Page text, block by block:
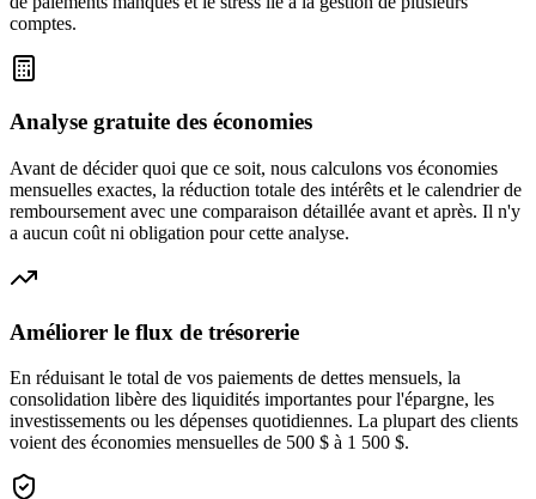
comptes.
Analyse gratuite des économies
Avant de décider quoi que ce soit, nous calculons vos économies
mensuelles exactes, la réduction totale des intérêts et le calendrier de
remboursement avec une comparaison détaillée avant et après. Il n'y
a aucun coût ni obligation pour cette analyse.
Améliorer le flux de trésorerie
En réduisant le total de vos paiements de dettes mensuels, la
consolidation libère des liquidités importantes pour l'épargne, les
investissements ou les dépenses quotidiennes. La plupart des clients
voient des économies mensuelles de 500 $ à 1 500 $.